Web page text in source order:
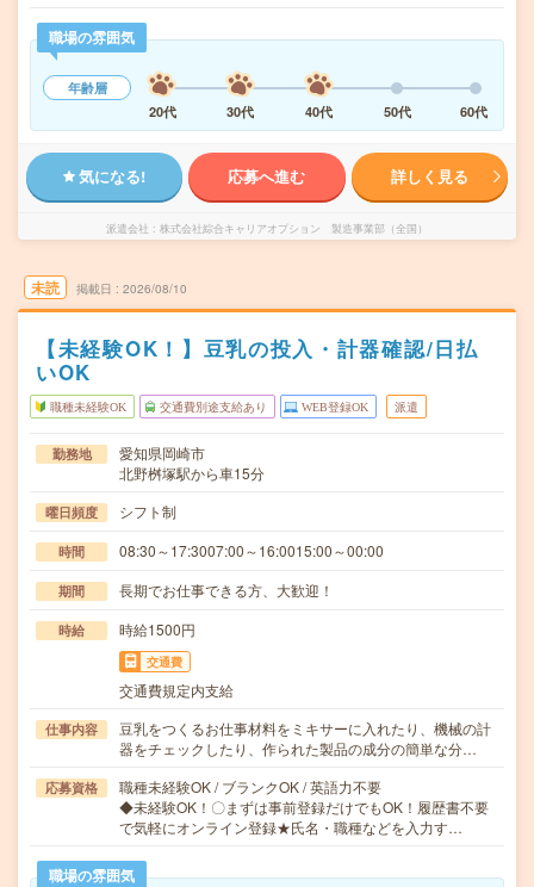
職場の雰囲気
年齢層
20代
30代 40代 50代 60代
気になる! 応募へ進む 詳しく見る
派遣会社 株式会社綜合キャリアオプション 製造事業部（全国）
未読 掲載日 2026/08/10
【未経験OK！】豆乳の投入・計器確認/日払
いOK
職種未経験OK 交通費別途支給あり WEB登録OK 派遣
勤務地
愛知県岡崎市
北野桝塚駅から車15分
曜日頻度 シフト制
時間 08:30～17:3007:00～16:0015:00～00:00
期間 長期でお仕事できる方、大歓迎！
時給 時給1500円
交通費
交通費規定内支給
仕事内容
豆乳をつくるお仕事材料をミキサーに入れたり、機械の計
器をチェックしたり、作られた製品の成分の簡単な分…
応募資格
職種未経験OK / ブランクOK / 英語力不要
◆未経験OK！〇まずは事前登録だけでもOK！履歴書不要
で気軽にオンライン登録★氏名・職種などを入力す…
職場の雰囲気